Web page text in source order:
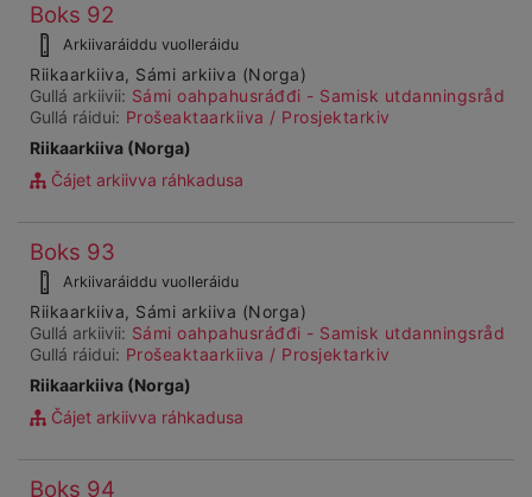
Ohcanboađus
99996
Boks 92
dárkkes
dieđuid
Arkiivaráiddu vuolleráidu
Riikaarkiiva, Sámi arkiiva (Norga)
Gullá arkiivii: Sámi oahpahusráđđi - Samisk utdanningsråd
Gullá ráidui: Prošeaktaarkiiva / Prosjektarkiv
Riikaarkiiva (Norga)
Čájet arkiivva ráhkadusa
Ohcanboađus
99997
Boks 93
dárkkes
dieđuid
Arkiivaráiddu vuolleráidu
Riikaarkiiva, Sámi arkiiva (Norga)
Gullá arkiivii: Sámi oahpahusráđđi - Samisk utdanningsråd
Gullá ráidui: Prošeaktaarkiiva / Prosjektarkiv
Riikaarkiiva (Norga)
Čájet arkiivva ráhkadusa
Ohcanboađus
Boks 94